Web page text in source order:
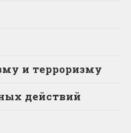
и терроризму
действий